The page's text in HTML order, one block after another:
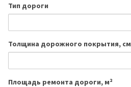
Тип дороги
Толщина дорожного покрытия, см
Площадь ремонта дороги, м²